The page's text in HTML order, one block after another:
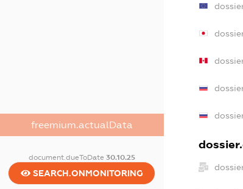
freemium.actualData
document.dueToDate 30.10.25
SEARCH.ONMONITORING